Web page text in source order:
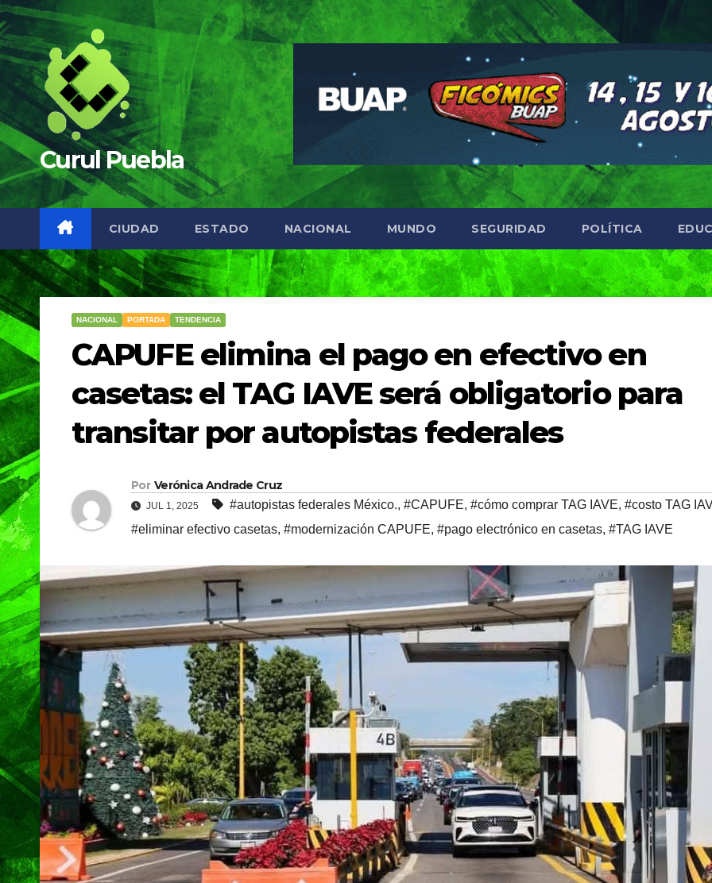
Saltar
al
contenido
Curul Puebla
CIUDAD ESTADO NACIONAL MUNDO SEGURIDAD POLÍTICA
NACIONAL PORTADA TENDENCIA
CAPUFE elimina el pago en efectivo en
casetas: el TAG IAVE será obligatorio para
transitar por autopistas federales
Por Verónica Andrade Cruz
JUL 1, 2025 #autopistas federales México., #CAPUFE, #cómo comprar TAG IAVE, #costo TAG
#eliminar efectivo casetas, #modernización CAPUFE, #pago electrónico en casetas, #TAG IAVE